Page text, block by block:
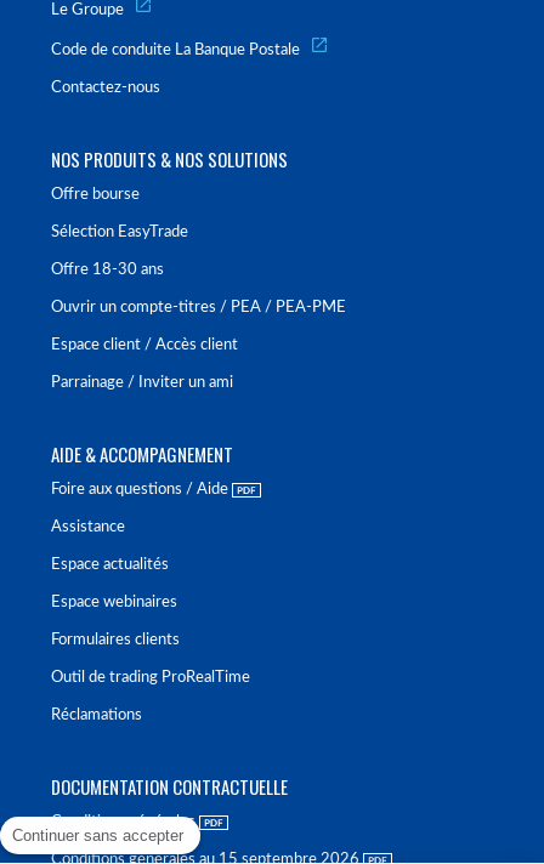
Le Groupe
Code de conduite La Banque Postale
Contactez-nous
NOS PRODUITS & NOS SOLUTIONS
Offre bourse
Sélection EasyTrade
Offre 18-30 ans
Ouvrir un compte-titres / PEA / PEA-PME
Espace client / Accès client
Parrainage / Inviter un ami
AIDE & ACCOMPAGNEMENT
Foire aux questions / Aide
Assistance
Espace actualités
Espace webinaires
Formulaires clients
Outil de trading ProRealTime
Réclamations
DOCUMENTATION CONTRACTUELLE
Conditions générales
Conditions générales au 15 septembre 2026
Continuer sans accepter